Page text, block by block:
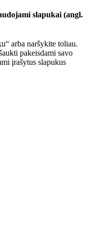
slapukai (angl.
arba naršykite toliau.
pakeisdami savo
įrašytus slapukus